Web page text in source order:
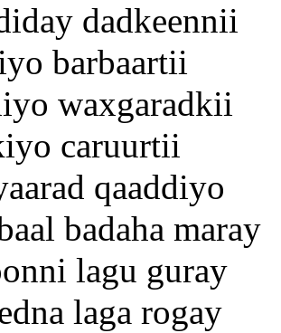
dadkeennii
barbaartii
waxgaradkii
caruurtii
qaaddiyo
badaha maray
lagu guray
laga rogay